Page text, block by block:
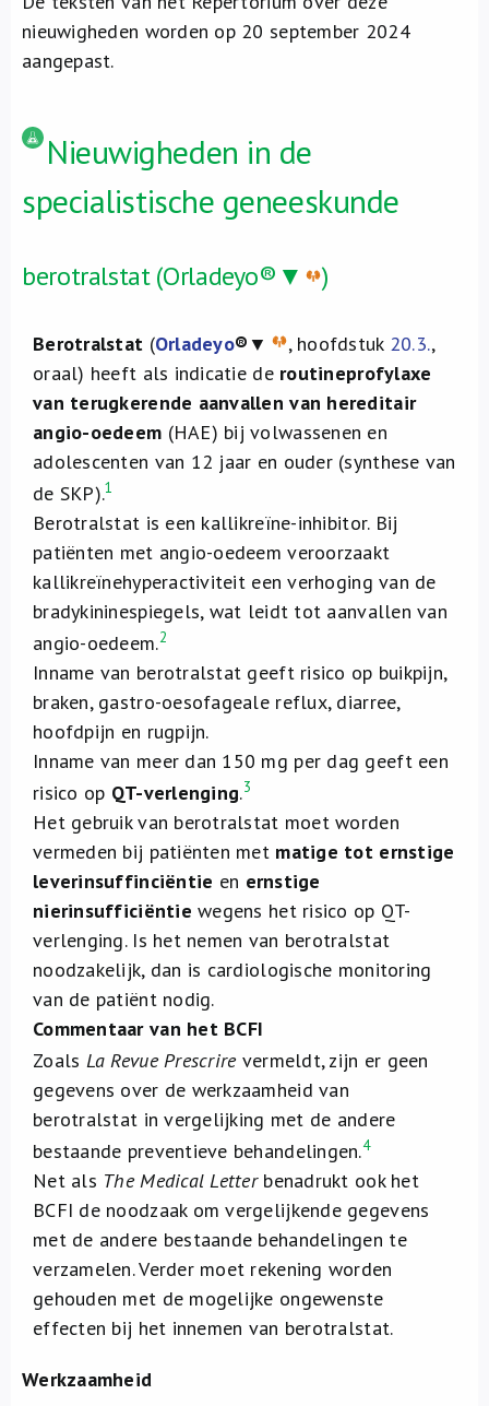
nieuwigheden worden op 20 september 2024
aangepast.
Nieuwigheden in de
specialistische geneeskunde
berotralstat (Orladeyo®▼ )
Berotralstat (Orladeyo®▼ , hoofdstuk 20.3.,
oraal) heeft als indicatie de routineprofylaxe
van terugkerende aanvallen van hereditair
angio-oedeem (HAE) bij volwassenen en
adolescenten van 12 jaar en ouder (synthese van
de SKP).1
Berotralstat is een kallikreïne-inhibitor. Bij
patiënten met angio-oedeem veroorzaakt
kallikreïnehyperactiviteit een verhoging van de
bradykininespiegels, wat leidt tot aanvallen van
angio-oedeem.2
Inname van berotralstat geeft risico op buikpijn,
braken, gastro-oesofageale reflux, diarree,
hoofdpijn en rugpijn.
Inname van meer dan 150 mg per dag geeft een
risico op QT-verlenging.3
Het gebruik van berotralstat moet worden
vermeden bij patiënten met matige tot ernstige
leverinsuffinciëntie en ernstige
nierinsufficiëntie wegens het risico op QT-
verlenging. Is het nemen van berotralstat
noodzakelijk, dan is cardiologische monitoring
van de patiënt nodig.
Commentaar van het BCFI
Zoals La Revue Prescrirevermeldt, zijn er geen
gegevens over de werkzaamheid van
berotralstat in vergelijking met de andere
bestaande preventieve behandelingen.4
Net als The Medical Letterbenadrukt ook het
BCFI de noodzaak om vergelijkende gegevens
met de andere bestaande behandelingen te
verzamelen. Verder moet rekening worden
gehouden met de mogelijke ongewenste
effecten bij het innemen van berotralstat.
Werkzaamheid